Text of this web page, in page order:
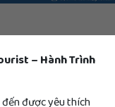
– Hành Trình
được yêu thích